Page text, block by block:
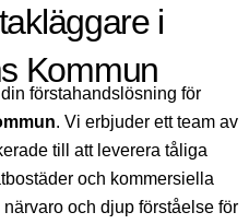
i
Kommun
förstahandslösning för
. Vi erbjuder ett team av
till att leverera tåliga
och kommersiella
och djup förståelse för